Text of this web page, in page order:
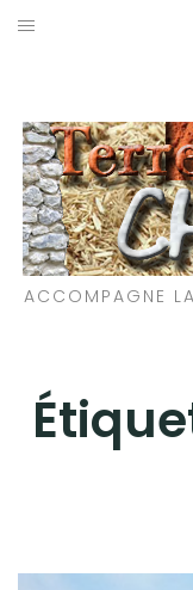
Aller
ACCOMPAGNE
PARTICIPATIFS
CHANTIERS RÉALISÉS
QUE PROPOSONS-